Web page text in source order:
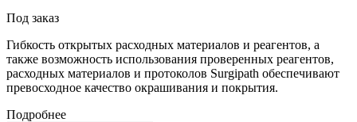
Под заказ
Гибкость открытых расходных материалов и реагентов, а
также возможность использования проверенных реагентов,
расходных материалов и протоколов Surgipath обеспечивают
превосходное качество окрашивания и покрытия.
Подробнее